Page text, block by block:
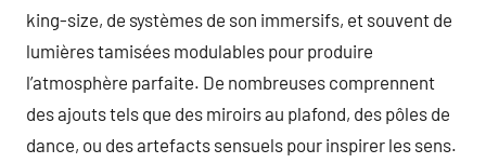
king-size, de systèmes de son immersifs, et souvent de
lumières tamisées modulables pour produire
l’atmosphère parfaite. De nombreuses comprennent
des ajouts tels que des miroirs au plafond, des pôles de
dance, ou des artefacts sensuels pour inspirer les sens.